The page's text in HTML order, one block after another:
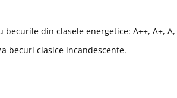
din clasele energetice: A++, A+, A,
becuri clasice incandescente.